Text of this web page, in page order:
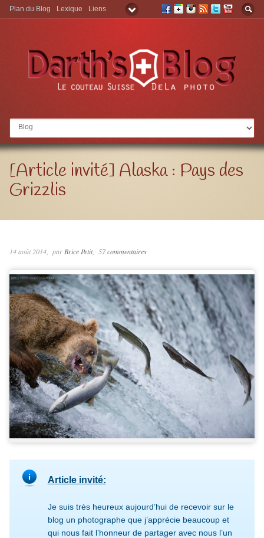
Aller à:
Plan du Blog Lexique Liens
[Article invité] Alaska : Pays des
Grizzlis
14 août 2014 parBrice Petit 57 commentaires
Article invité:
Je suis très heureux aujourd’hui de recevoir sur le
blog un photographe que j’apprécie beaucoup et
qui nous fait l’honneur de partager avec nous l’un